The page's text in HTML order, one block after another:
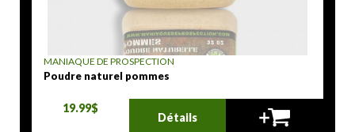
MANIAQUE DE PROSPECTION
Poudre naturel pommes
19.99$
Détails